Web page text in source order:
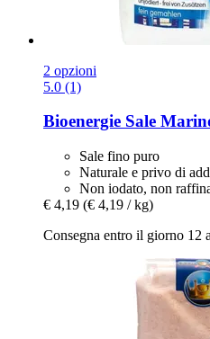
2 opzioni
5.0 (1)
Bioenergie Sale
Sale fino puro
Naturale e privo di
Non iodato, non
€ 4,19 (€ 4,19 / kg)
Consegna entro il giorno 12